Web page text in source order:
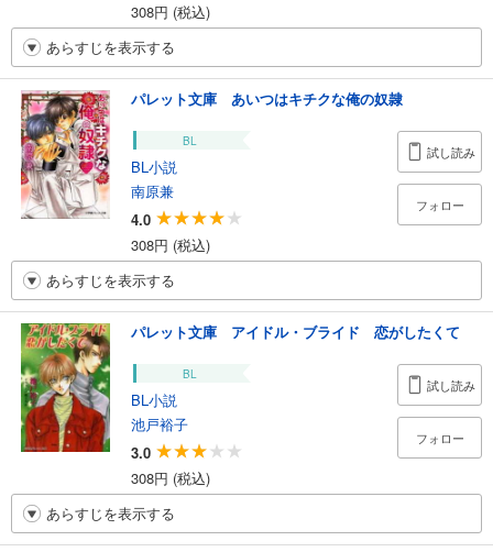
308円 (税込)
あらすじを表示する
パレット文庫 あいつはキチクな俺の奴隷
BL
BL小説
南原兼
4.0
308円 (税込)
試し読み
フォロー
あらすじを表示する
パレット文庫 アイドル・ブライド 恋がしたくて
BL
BL小説
池戸裕子
3.0
308円 (税込)
試し読み
フォロー
あらすじを表示する